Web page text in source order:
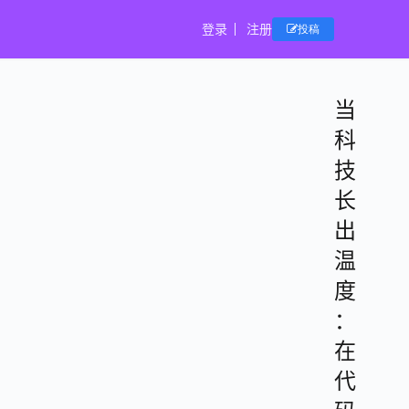
登录 注册 投稿
当
科
技
长
出
温
度
：
在
代